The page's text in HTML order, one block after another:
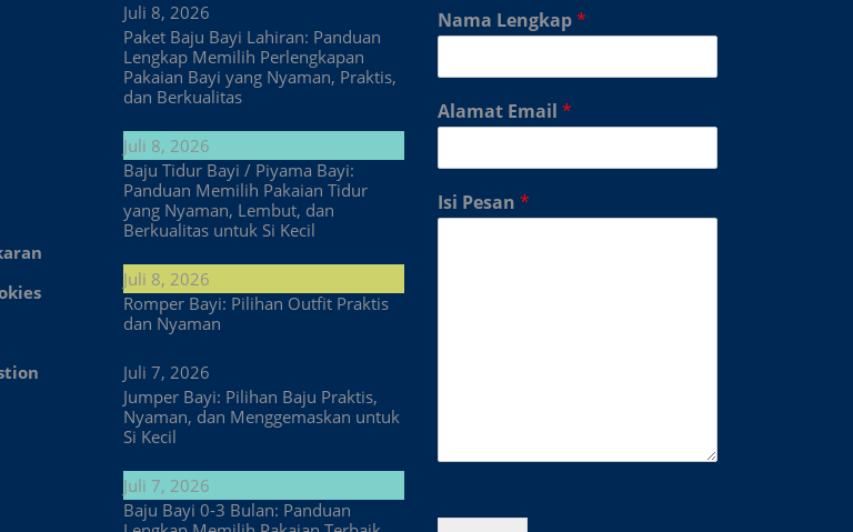
Juli 8, 2026
Paket Baju Bayi Lahiran: Panduan
Lengkap Memilih Perlengkapan
Pakaian Bayi yang Nyaman, Praktis,
dan Berkualitas
Juli 8, 2026
Baju Tidur Bayi / Piyama Bayi:
Panduan Memilih Pakaian Tidur
yang Nyaman, Lembut, dan
Berkualitas untuk Si Kecil
Juli 8, 2026
Romper Bayi: Pilihan Outfit Praktis
dan Nyaman
Juli 7, 2026
Jumper Bayi: Pilihan Baju Praktis,
Nyaman, dan Menggemaskan untuk
Si Kecil
Juli 7, 2026
Baju Bayi 0-3 Bulan: Panduan
Nama Lengkap*
Alamat Email *
Isi Pesan *